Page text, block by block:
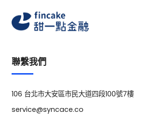
聯繫我們
106 台北市大安區市民大道四段100號7樓
service@syncace.co